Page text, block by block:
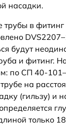
насадки.
трубы в фитинг
будут
и фитинг.
по СП 40-
на
(гильзу) и
только